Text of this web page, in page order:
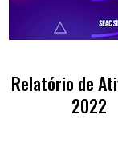
Relatório de
2022